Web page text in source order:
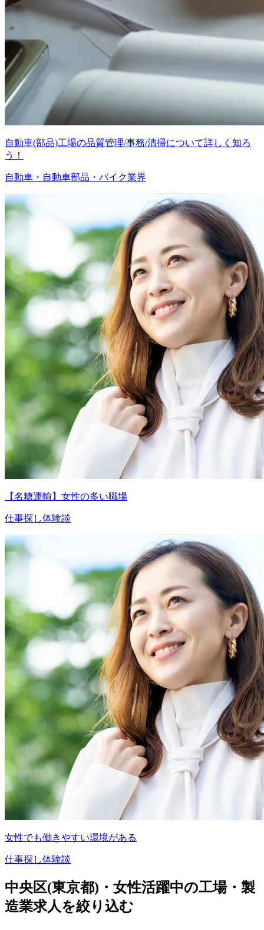
自動車(部品)工場の品質管理/事務/清掃について詳しく知ろ
う！
自動車・自動車部品・バイク業界
【名糖運輸】女性の多い職場
仕事探し体験談
女性でも働きやすい環境がある
仕事探し体験談
中央区(東京都)・女性活躍中の工場・製
造業求人を絞り込む